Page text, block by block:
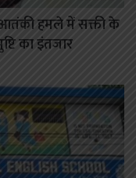
हमले में सक्ती के
का इंतजार